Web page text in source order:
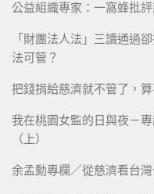
公益組織專家：一窩蜂批
「財團法人法」三讀通過
法可管？
把錢捐給慈濟就不管了，算
我在桃園女監的日與夜－
（上）
余孟勳專欄／從慈濟看台